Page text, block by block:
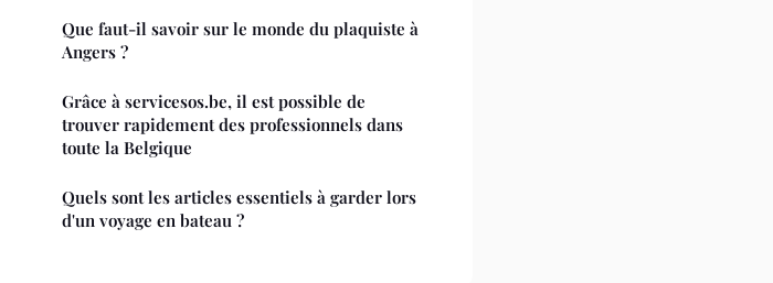
Que faut-il savoir sur le monde du plaquiste à
Angers ?
Grâce à servicesos.be, il est possible de
trouver rapidement des professionnels dans
toute la Belgique
Quels sont les articles essentiels à garder lors
d'un voyage en bateau ?